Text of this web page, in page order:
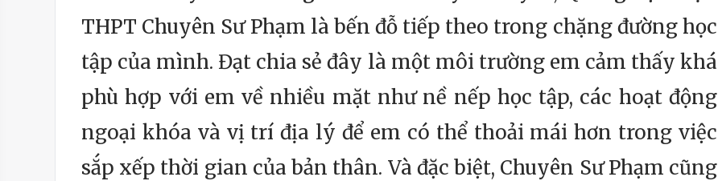
THPT Chuyên Sư Phạm là bến đỗ tiếp theo trong chặng đường học
tập của mình. Đạt chia sẻ đây là một môi trường em cảm thấy khá
phù hợp với em về nhiều mặt như nề nếp học tập, các hoạt động
ngoại khóa và vị trí địa lý để em có thể thoải mái hơn trong việc
sắp xếp thời gian của bản thân. Và đặc biệt, Chuyên Sư Phạm cũng